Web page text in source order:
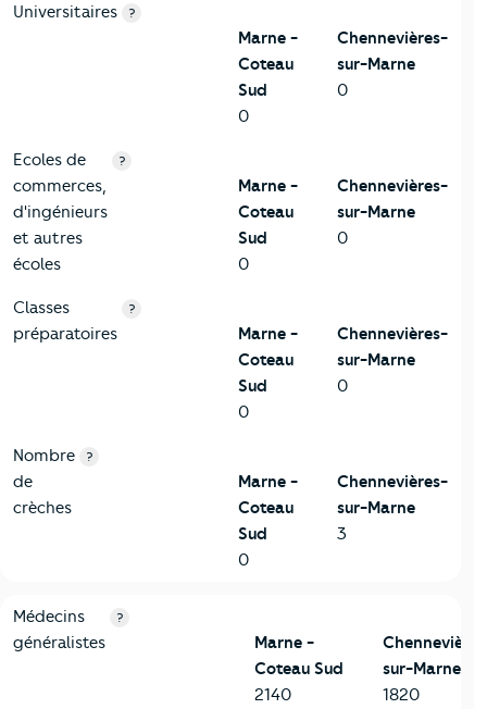
Universitaires ?
Marne -
Coteau
Sud
0
Chennevières-
sur-Marne
0
Ecoles de
commerces,
d'ingénieurs
et autres
écoles
?
Marne -
Coteau
Sud
0
Chennevières-
sur-Marne
0
Classes
préparatoires
?
Marne -
Coteau
Sud
0
Chennevières-
sur-Marne
0
Nombre
de
crèches
?
Marne -
Coteau
Sud
0
Chennevières-
sur-Marne
3
5-Commerces
Critères Marne - Coteau Sud
Médecins
généralistes
?
Marne -
Coteau Sud
2140
sur-Marne
1820